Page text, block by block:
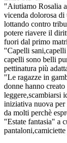
"Aiutiamo Rosalia
vicenda dolorosa di
lottando contro
potere riavere il
fuori dal primo
"Capelli
capelli sono belli
pettinatura più
"Le ragazze in
donne hanno
leggere,scambiarsi
iniziativa nuova per
da molti perchè
"Estate fantasia" a